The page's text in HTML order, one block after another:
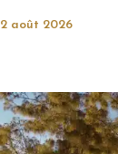
2 août 2026